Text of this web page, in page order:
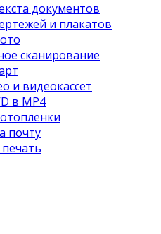
документов
и плакатов
сканирование
и видеокассет
в MP4
почту